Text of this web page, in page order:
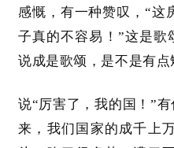
感慨，有一种赞叹，“这
子真的不容易！”这是歌
说成是歌颂，是不是有点
说“厉害了，我的国！”
来，我们国家的成千上